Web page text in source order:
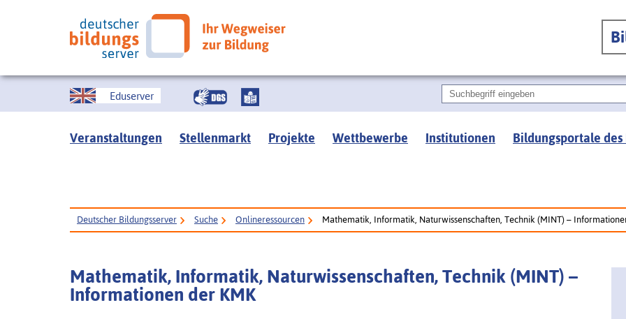
Eduserver
Veranstaltungen Stellenmarkt Projekte Wettbewerbe Institutionen Bildungsportale des
Deutscher Bildungsserver Suche Onlineressourcen Mathematik, Informatik, Naturwissenschaften, Technik (MINT) –
Mathematik, Informatik, Naturwissenschaften, Technik (MINT) –
Informationen der KMK